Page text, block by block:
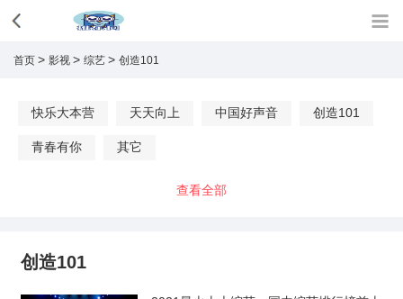
首页 > 影视 > 综艺 > 创造101
快乐大本营 天天向上 中国好声音 创造101
青春有你 其它
查看全部
创造101